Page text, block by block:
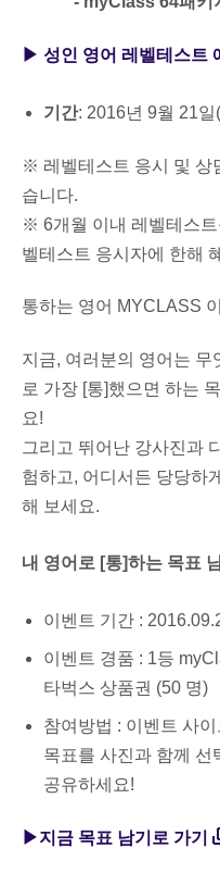
▶ 성인 영어 레벨테스트
기간: 2016년 9월 21일
※ 레벨테스트 응시 및 상
습니다.
※ 6개월 이내 레벨테스트
벨테스트 응시자에 한해
통하는 영어 MYCLASS
지금, 여러분의 영어는 무
로 가장 [통]했으면 하는
요!
그리고 뛰어난 강사진과
험하고, 어디서든 당당하
해 보세요.
내 영어로 [통]하는 목표
이벤트 기간 :
이벤트 경품 : 1등
타벅스 상품권 (50 명)
참여방법 : 이벤트 사
목표를 사진과 함께 선
공유하세요!
▶지금 목표 남기로 가기